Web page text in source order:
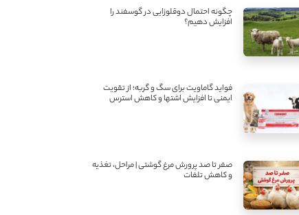
چگونه احتمال دوقلوزایی در گوسفند را
افزایش دهیم؟
فواید گاماویت برای سگ و گربه؛ از تقویت
ایمنی تا افزایش اشتها و کاهش استرس
صفر تا صد پرورش مرغ گوشتی | مراحل، تغذیه
و کاهش تلفات